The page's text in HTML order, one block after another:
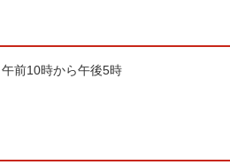
前10時から午後5時